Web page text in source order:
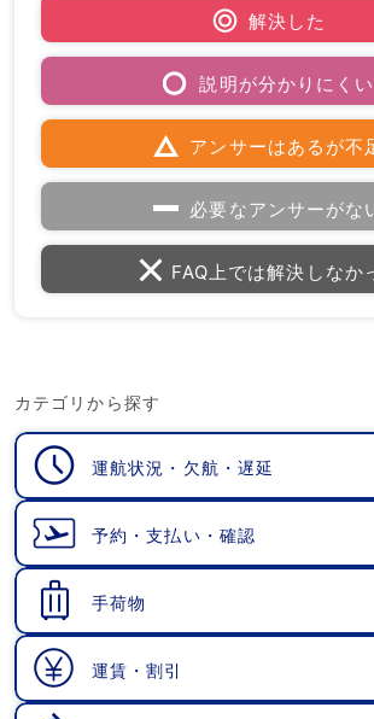
解決した
説明が分かりにくい
アンサーはあるが不
必要なアンサーがな
FAQ上では解決しなか
カテゴリから探す
運航状況・欠航・遅延
予約・支払い・確認
手荷物
運賃・割引